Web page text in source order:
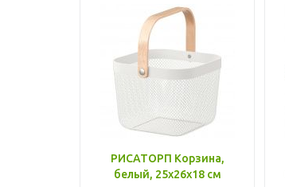
РИСАТОРП Корзина,
белый, 25x26x18 см